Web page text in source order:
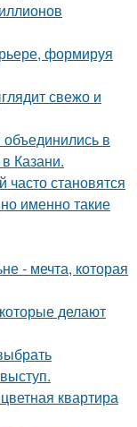
формируя
свежо и
в
Казани.
становятся
именно такие
- мечта, которая
делают
квартира